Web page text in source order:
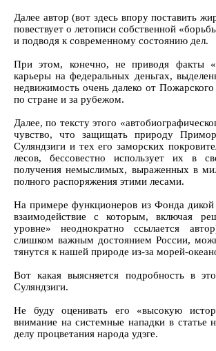
Далее автор (вот здесь впору поставить
повествует о летописи собственной
и подводя к современному состоянию дел.
При этом, конечно, не приводя факты
карьеры на федеральных деньгах,
недвижимость очень далеко от
по стране и за рубежом.
Далее, по тексту этого
чувство, что защищать природу
Суляндзиги и тех его заморских
лесов, бессовестно использует их в
получения немыслимых, выраженных в
полного распоряжения этими лесами.
На примере функционеров из Фонда
взаимодействие с которым, включая
уровне» неоднократно ссылается
слишком важным достоянием России,
тянутся к нашей природе из-за морей-
Вот какая выясняется подробность в
Суляндзиги.
Не буду оценивать его «высокую
внимание на системные нападки в
делу процветания народа удэге.